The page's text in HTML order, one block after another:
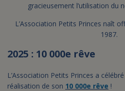
gracieusement l’utilisation du
L’Association Petits Princes naît
1987.
2025 : 10 000e rêve
L’Association Petits Princes a
réalisation de son 10 000e rêve !